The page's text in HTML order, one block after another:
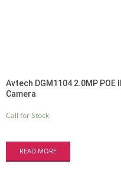
Avtech DGM1104 2.0MP POE
Camera
Call for Stock
READ MORE